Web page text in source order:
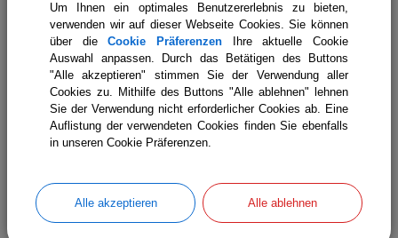
Rainer-Maria-Rilke Gymnasium Icking
Um Ihnen ein optimales Benutzererlebnis zu bieten,
verwenden wir auf dieser Webseite Cookies. Sie können
über dieCookie Präferenzen Ihre aktuelle Cookie
Auswahl anpassen. Durch das Betätigen des Buttons
"Alle akzeptieren" stimmen Sie der Verwendung aller
Cookies zu. Mithilfe des Buttons "Alle ablehnen" lehnen
Sie der Verwendung nicht erforderlicher Cookies ab. Eine
Auflistung der verwendeten Cookies finden Sie ebenfalls
in unseren Cookie Präferenzen.
Alle akzeptieren Alle ablehnen